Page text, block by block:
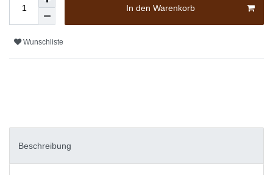
In den Warenkorb
Wunschliste
Beschreibung